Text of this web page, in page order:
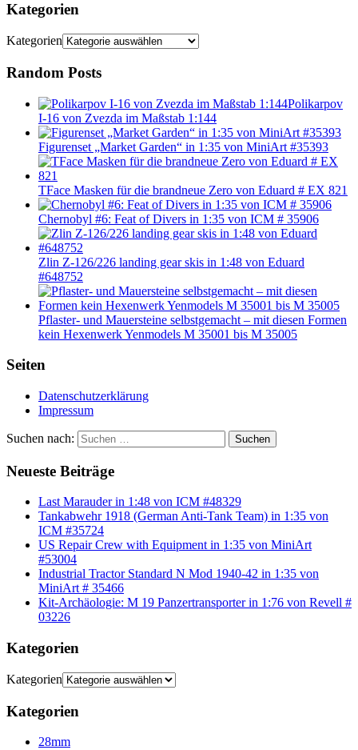
Kategorien
Kategorien
Random Posts
Polikarpov
I-16 von Zvezda im Maßstab 1:144
Figurenset „Market Garden“ in 1:35 von MiniArt #35393
TFace Masken für die brandneue Zero von Eduard # EX 821
Chernobyl #6: Feat of Divers in 1:35 von ICM # 35906
Zlin Z-126/226 landing gear skis in 1:48 von Eduard
#648752
Pflaster- und Mauersteine selbstgemacht – mit diesen Formen
kein Hexenwerk Yenmodels M 35001 bis M 35005
Seiten
Datenschutzerklärung
Impressum
Suchen nach: Suchen
Neueste Beiträge
Last Marauder in 1:48 von ICM #48329
Tankabwehr 1918 (German Anti-Tank Team) in 1:35 von
ICM #35724
US Repair Crew with Equipment in 1:35 von MiniArt
#53004
Industrial Tractor Standard N Mod 1940-42 in 1:35 von
MiniArt # 35466
Kit-Archäologie: M 19 Panzertransporter in 1:76 von Revell #
03226
Kategorien
Kategorien
Kategorien
28mm